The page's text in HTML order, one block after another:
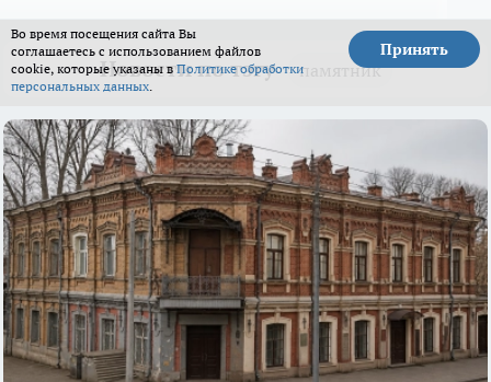
Во время посещения сайта Вы
соглашаетесь с использованием файлов
cookie, которые указаны в Политике обработки
персональных данных.
Принять
Новости по тэгу памятник